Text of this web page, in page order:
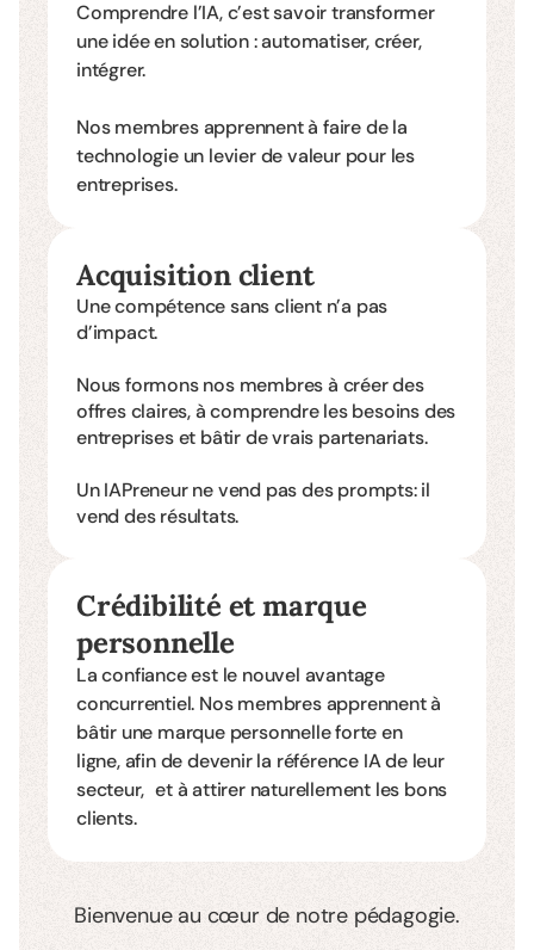
Comprendre l’IA, c’est savoir transformer
une idée en solution : automatiser, créer,
intégrer.
Nos membres apprennent à faire de la
technologie un levier de valeur pour les
entreprises.
Acquisition client
Une compétence sans client n’a pas
d’impact.
Nous formons nos membres à créer des
offres claires, à comprendre les besoins des
entreprises et bâtir de vrais partenariats.
Un IAPreneur ne vend pas des prompts: il
vend des résultats.
Crédibilité et marque
personnelle
La confiance est le nouvel avantage
concurrentiel. Nos membres apprennent à
bâtir une marque personnelle forte en
ligne, afin de devenir la référence IA de leur
secteur, et à attirer naturellement les bons
clients.
Bienvenue au cœur de notre pédagogie.